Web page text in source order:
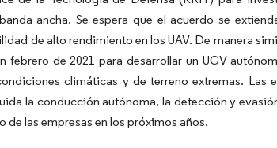
ancha. Se espera que el acuerdo se
de alto rendimiento en los UAV. De manera
de 2021 para desarrollar un UGV
climáticas y de terreno extremas. Las
la conducción autónoma, la detección y
las empresas en los próximos años.